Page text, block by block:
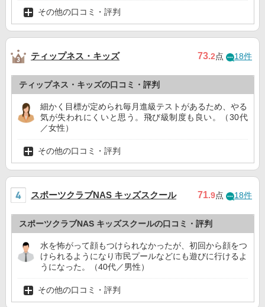
その他の口コミ・評判
ティップネス・キッズ 73.2点 18件
ティップネス・キッズの口コミ・評判
細かく目標が定められ毎月進級テストがあるため、やる
気が失われにくいと思う。飛び級制度も良い。（30代
／女性）
その他の口コミ・評判
スポーツクラブNAS キッズスクール 71.9点 18件
スポーツクラブNAS キッズスクールの口コミ・評判
水を怖がって顔もつけられなかったが、初回から顔をつ
けられるようになり市民プールなどにも遊びに行けるよ
うになった。（40代／男性）
その他の口コミ・評判